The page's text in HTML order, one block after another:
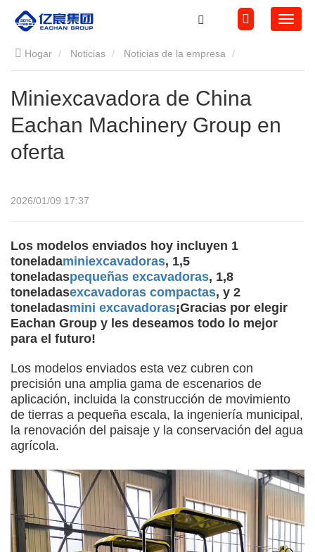
Hogar Noticias Noticias de la empresa
Miniexcavadora de China
Eachan Machinery Group en
oferta
2026/01/09 17:37
Los modelos enviados hoy incluyen 1
toneladaminiexcavadoras, 1,5
toneladaspequeñas excavadoras, 1,8
toneladasexcavadoras compactas, y 2
toneladasmini excavadoras¡Gracias por elegir
Eachan Group y les deseamos todo lo mejor
para el futuro!
Los modelos enviados esta vez cubren con
precisión una amplia gama de escenarios de
aplicación, incluida la construcción de movimiento
de tierras a pequeña escala, la ingeniería municipal,
la renovación del paisaje y la conservación del agua
agrícola.